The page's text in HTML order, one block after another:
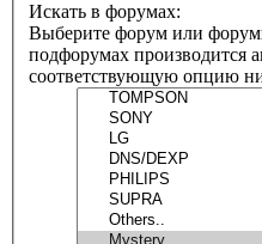
Искать в форумах:
Выберите форум или
подфорумах производится
соответствующую опцию